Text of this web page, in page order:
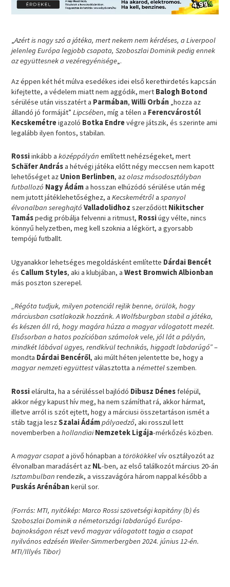
„Azért is nagy szó a játéka, mert nekem nem kérdéses, a Liverpool
jelenleg Európa legjobb csapata, Szoboszlai Dominik pedig ennek
az együttesnek a vezéregyénisége„.
Az éppen két hét múlva esedékes idei első kerethirdetés kapcsán
kifejtette, a védelem miatt nem aggódik, mert Balogh Botond
sérülése után visszatért a Parmában,Willi Orbán „hozza az
állandó jó formáját”Lipcsében, míg a télen a Ferencvárostól
Kecskemétreigazoló Botka Endrevégre játszik, és szerinte ami
legalább ilyen fontos, stabilan.
Rossiinkább aközéppályán említett nehézségeket, mert
Schäfer Andrása hétvégi játéka előtt négy meccsen nem kapott
lehetőséget az Union Berlinben, azolasz másodosztályban
futballozó Nagy Ádáma hosszan elhúzódó sérülése után még
nem jutott játéklehetőséghez, aKecskemétrőlaspanyol
élvonalban sereghajtó Valladolidhozszerződött Nikitscher
Tamáspedig próbálja felvenni a ritmust, Rossiúgy vélte, nincs
könnyű helyzetben, meg kell szoknia a légkört, a gyorsabb
tempójú futballt.
Ugyanakkor lehetséges megoldásként említette Dárdai Bencét
és Callum Styles, aki a klubjában, aWest Bromwich Albionban
más poszton szerepel.
„Régóta tudjuk, milyen potenciál rejlik benne, örülök, hogy
márciusban csatlakozik hozzánk. A Wolfsburgban stabil a játéka,
és készen áll rá, hogy magára húzza a magyar válogatott mezét.
Elsősorban a hatos pozícióban számolok vele, jól lát a pályán,
mindkét lábával ügyes, rendkívül technikás, higgadt labdarúgó”–
mondta Dárdai Bencéről, aki múlt héten jelentette be, hogy a
magyar nemzeti együttestválasztotta anémettelszemben.
Rossielárulta, ha a sérüléssel bajlódó Dibusz Dénesfelépül,
akkor négy kapust hív meg, ha nem számíthat rá, akkor hármat,
illetve arról is szót ejtett, hogy a márciusi összetartáson ismét a
stáb tagja leszSzalai Ádámpályaedző, aki rosszul lett
novemberben ahollandiai Nemzetek Ligája-mérkőzés közben.
Amagyar csapata jövő hónapban a törökökkelvív osztályozót az
élvonalban maradásért az NL-ben, az első találkozót március 20-án
Isztambulban rendezik, a visszavágóra három nappal később a
Puskás Arénábankerül sor.
(Forrás: MTI, nyitókép: Marco Rossi szövetségi kapitány (b) és
Szoboszlai Dominik a németországi labdarúgó Európa-
bajnokságon részt vevő magyar válogatott tagja a csapat
nyilvános edzésén Weiler-Simmerbergben 2024. június 12-én.
MTI/Illyés Tibor)